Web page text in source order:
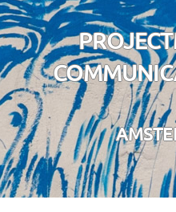
HOOFDMENU